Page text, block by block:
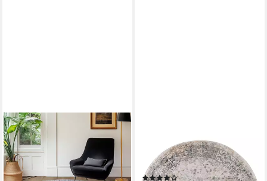
SIMPEX24
Outdoorteppich
Skandinavischer 3D Design,
Rund, Höhe: 5 mm, Outdoor
9 mm, Wohnzimmer,
Schlafzimmer, Vintage
(24)